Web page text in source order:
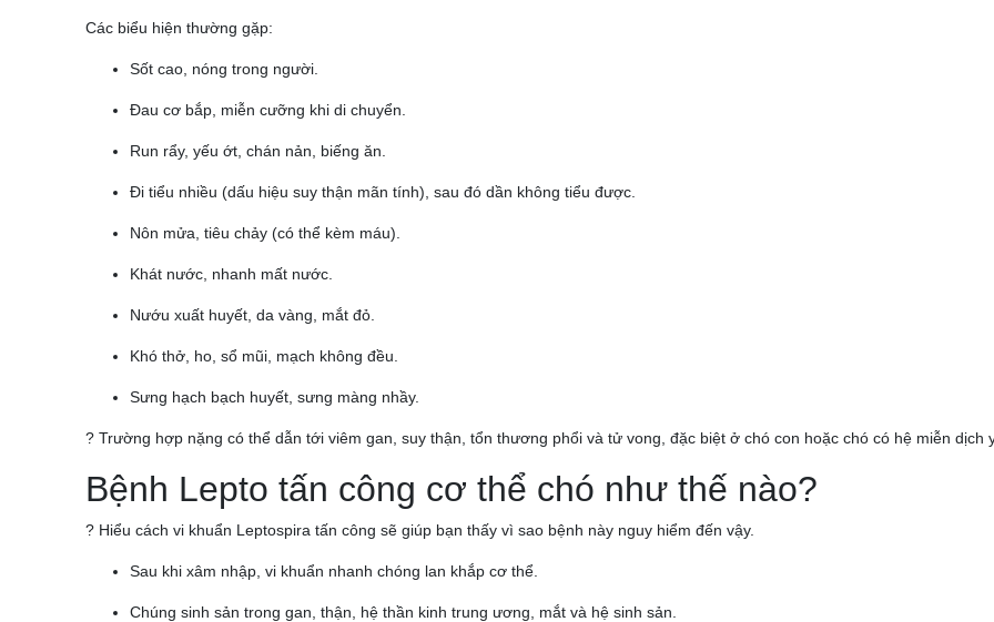
Các biểu hiện thường gặp:
Sốt cao, nóng trong người.
Đau cơ bắp, miễn cưỡng khi di chuyển.
Run rẩy, yếu ớt, chán nản, biếng ăn.
Đi tiểu nhiều (dấu hiệu suy thận mãn tính), sau đó dần không tiểu được.
Nôn mửa, tiêu chảy (có thể kèm máu).
Khát nước, nhanh mất nước.
Nướu xuất huyết, da vàng, mắt đỏ.
Khó thở, ho, sổ mũi, mạch không đều.
Sưng hạch bạch huyết, sưng màng nhầy.
? Trường hợp nặng có thể dẫn tới viêm gan, suy thận, tổn thương phổi và tử vong, đặc biệt ở chó con hoặc chó có hệ miễn dịch
Bệnh Lepto tấn công cơ thể chó như thế nào?
? Hiểu cách vi khuẩn Leptospira tấn công sẽ giúp bạn thấy vì sao bệnh này nguy hiểm đến vậy.
Sau khi xâm nhập, vi khuẩn nhanh chóng lan khắp cơ thể.
Chúng sinh sản trong gan, thận, hệ thần kinh trung ương, mắt và hệ sinh sản.